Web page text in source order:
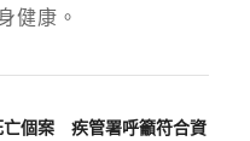
健康。
亡個案 疾管署呼籲符合資